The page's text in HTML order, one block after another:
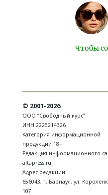
Чтобы
© 2001-2026
ООО “Свободный курс”
ИНН 2225214326
Категория информационной
продукции 18+
Редакция информационного
altapress.ru
Адрес редакции:
656043, г. Барнаул, ул.
107